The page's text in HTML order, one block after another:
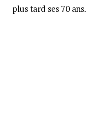
plus tard ses 70 ans.